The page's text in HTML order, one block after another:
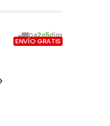
De2a5días
ENVÍO GRATIS